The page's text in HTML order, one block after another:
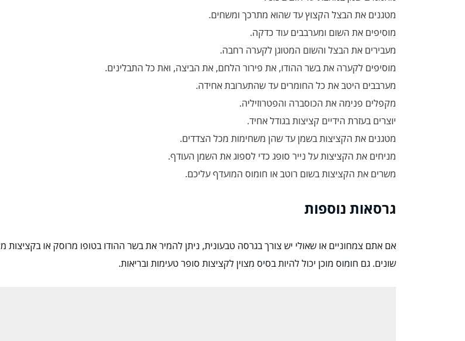
מטגנים את הבצל הקצוץ עד שהוא מתרכך ומשחים.
מוסיפים את השום ומערבבים עוד כדקה.
מעבירים את הבצל והשום המטוגן לקערה רחבה.
מוסיפים לקערה את בשר ההודו, את פירור הלחם, את הביצה, ואת כל התבלינים.
מערבבים היטב את כל החומרים עד שהתערובת אחידה.
מקפלים פנימה את הכוסברה והפטרוזיליה.
יוצרים בעזרת הידיים קציצות בגודל אחיד.
מטגנים את הקציצות בשמן עד שהן משחימות מכל הצדדים.
מניחים את הקציצות על נייר סופג כדי לספוג את השמן העודף.
משרים את הקציצות בשום רוטב או חומוס המועדף עליכם.
גרסאות נוספות
אם אתם צמחוניים או שאולי יש צורך בגרסה טבעונית, ניתן להמיר את בשר ההודו בטופו מרוסק או בקציצות
שונים. גם חומוס מוכן יכול להיות בסיס מצוין לקציצות סופר טעימות ובריאות.